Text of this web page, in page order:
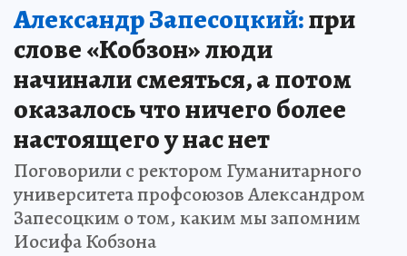
Александр Запесоцкий:при
слове «Кобзон» люди
начинали смеяться, а потом
оказалось что ничего более
настоящего у нас нет
Поговорили с ректором Гуманитарного
университета профсоюзов Александром
Запесоцким о том, каким мы запомним
Иосифа Кобзона